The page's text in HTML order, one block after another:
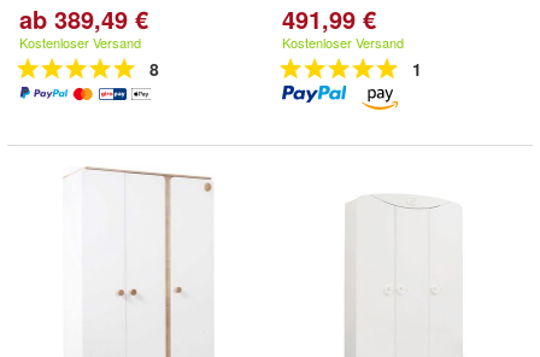
ab 389,49 €
Kostenloser Versand
8
491,99 €
Kostenloser Versand
1